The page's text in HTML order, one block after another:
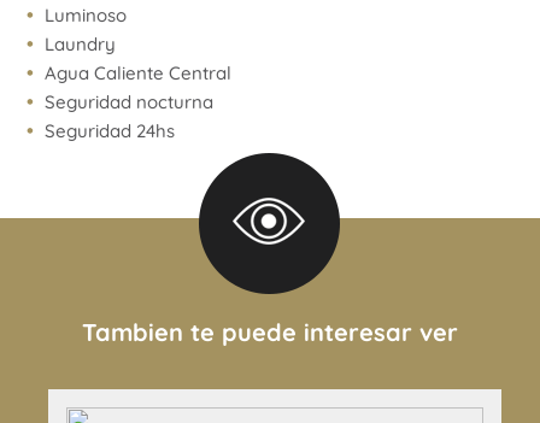
Luminoso
Laundry
Agua Caliente Central
Seguridad nocturna
Seguridad 24hs
Tambien te puede interesar ver